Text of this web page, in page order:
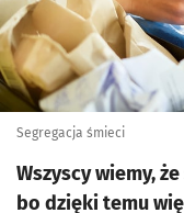
Segregacja śmieci
Wszyscy wiemy,
bo dzięki temu